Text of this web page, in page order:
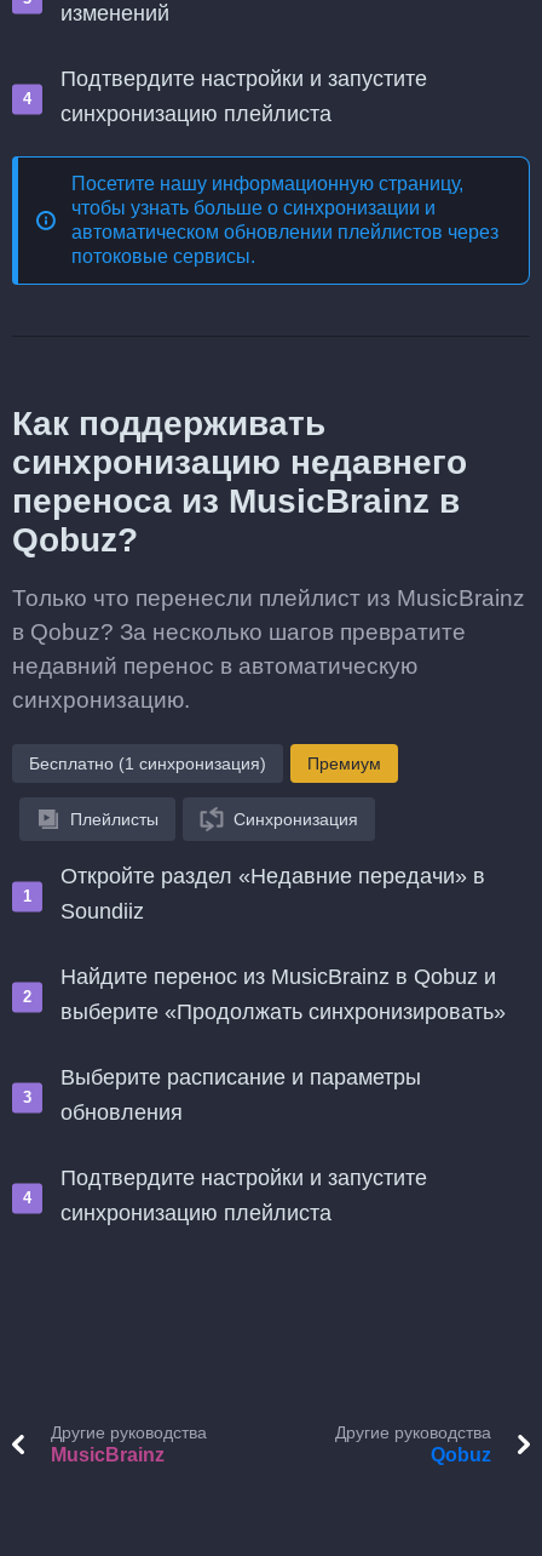
изменений
Подтвердите настройки и запустите
синхронизацию плейлиста
Посетите нашу информационную страницу,
чтобы узнать больше о синхронизации и
автоматическом обновлении плейлистов через
потоковые сервисы.
Как поддерживать
синхронизацию недавнего
переноса из MusicBrainz в
Qobuz?
Только что перенесли плейлист из MusicBrainz
в Qobuz? За несколько шагов превратите
недавний перенос в автоматическую
синхронизацию.
Бесплатно (1 синхронизация) Премиум
Плейлисты Синхронизация
Откройте раздел «Недавние передачи» в
Soundiiz
Найдите перенос из MusicBrainz в Qobuz и
выберите «Продолжать синхронизировать»
Выберите расписание и параметры
обновления
Подтвердите настройки и запустите
синхронизацию плейлиста
Другие руководства
MusicBrainz
Другие руководства
Qobuz